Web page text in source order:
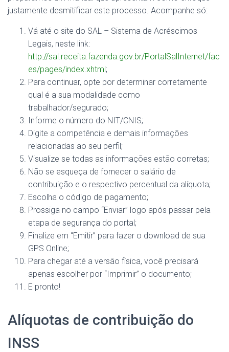
justamente desmitificar este processo. Acompanhe só:
Vá até o site do SAL – Sistema de Acréscimos
Legais, neste link:
http://sal.receita.fazenda.gov.br/PortalSalInternet/fac
es/pages/index.xhtml;
Para continuar, opte por determinar corretamente
qual é a sua modalidade como
trabalhador/segurado;
Informe o número do NIT/CNIS;
Digite a competência e demais informações
relacionadas ao seu perfil;
Visualize se todas as informações estão corretas;
Não se esqueça de fornecer o salário de
contribuição e o respectivo percentual da alíquota;
Escolha o código de pagamento;
Prossiga no campo “Enviar” logo após passar pela
etapa de segurança do portal;
Finalize em “Emitir” para fazer o download de sua
GPS Online;
Para chegar até a versão física, você precisará
apenas escolher por “Imprimir” o documento;
E pronto!
Alíquotas de contribuição do
INSS